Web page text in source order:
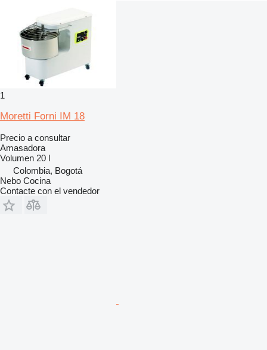
1
Moretti Forni IM 18
Precio a consultar
Amasadora
Volumen 20 l
Colombia, Bogotá
Nebo Cocina
Contacte con el vendedor